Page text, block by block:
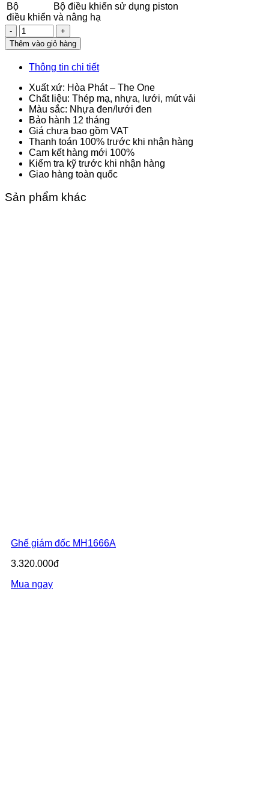
Bộ
điều khiển
Bộ điều khiển sử dụng piston
và nâng hạ
Số
lượng
Thêm vào giỏ hàng
Thông tin chi tiết
Xuất xứ: Hòa Phát – The One
Chất liệu: Thép mạ, nhựa, lưới, mút vải
Màu sắc: Nhựa đen/lưới đen
Bảo hành 12 tháng
Giá chưa bao gồm VAT
Thanh toán 100% trước khi nhận hàng
Cam kết hàng mới 100%
Kiểm tra kỹ trước khi nhận hàng
Giao hàng toàn quốc
Sản phẩm khác
Ghế giám đốc MH1666A
3.320.000đ
Mua ngay